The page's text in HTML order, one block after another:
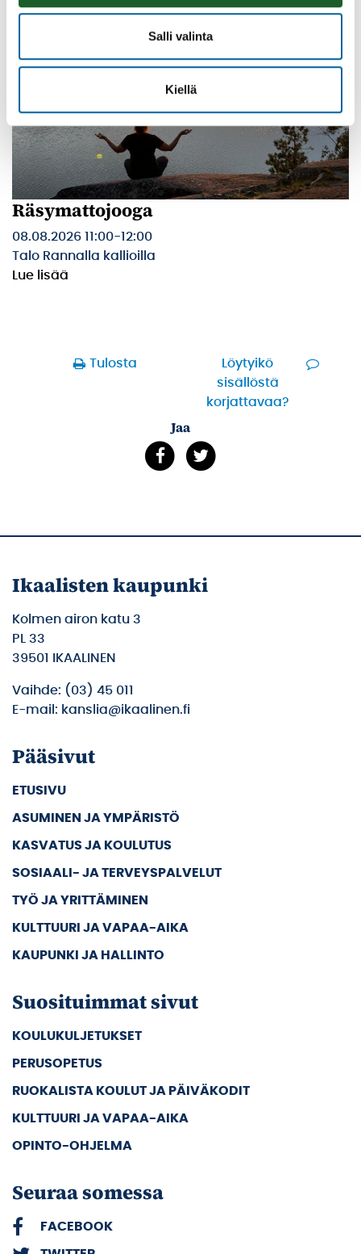
Salli valinta
Kiellä
Räsymattojooga
08.08.2026 11:00-12:00
Talo Rannalla kallioilla
Lue lisää
Tulosta
Löytyikö
sisällöstä
korjattavaa?
Jaa
Ikaalisten kaupunki
Kolmen airon katu 3
PL 33
39501 IKAALINEN
Vaihde: (03) 45 011
E-mail: kanslia@ikaalinen.fi
Pääsivut
ETUSIVU
ASUMINEN JA YMPÄRISTÖ
KASVATUS JA KOULUTUS
SOSIAALI- JA TERVEYSPALVELUT
TYÖ JA YRITTÄMINEN
KULTTUURI JA VAPAA-AIKA
KAUPUNKI JA HALLINTO
Suosituimmat sivut
KOULUKULJETUKSET
PERUSOPETUS
RUOKALISTA KOULUT JA PÄIVÄKODIT
KULTTUURI JA VAPAA-AIKA
OPINTO-OHJELMA
Seuraa somessa
FACEBOOK